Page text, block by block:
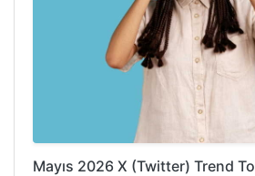
Mayıs 2026 X (Twitter) Trend